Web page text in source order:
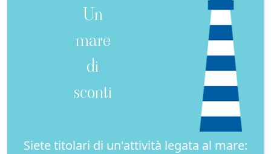
Un
mare
di
sconti
Siete titolari di un'attività legata al mare: